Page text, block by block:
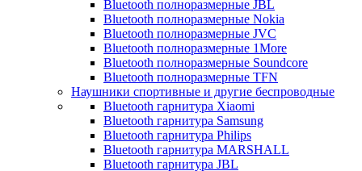
Bluetooth полноразмерные JBL
Bluetooth полноразмерные Nokia
Bluetooth полноразмерные JVC
Bluetooth полноразмерные 1More
Bluetooth полноразмерные Soundcore
Bluetooth полноразмерные TFN
Наушники спортивные и другие беспроводные
Bluetooth гарнитура Xiaomi
Bluetooth гарнитура Samsung
Bluetooth гарнитура Philips
Bluetooth гарнитура MARSHALL
Bluetooth гарнитура JBL